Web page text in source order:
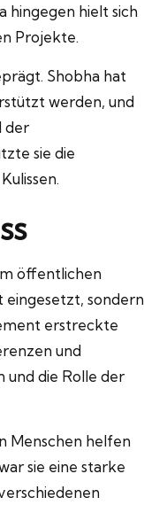
hingegen hielt sich
Projekte.
Shobha hat
werden, und
der
sie die
öffentlichen
eingesetzt, sondern
erstreckte
und
und die Rolle der
Menschen helfen
sie eine starke